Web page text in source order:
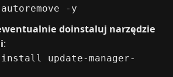
-y
doinstaluj narzędzie
:
update-manager-